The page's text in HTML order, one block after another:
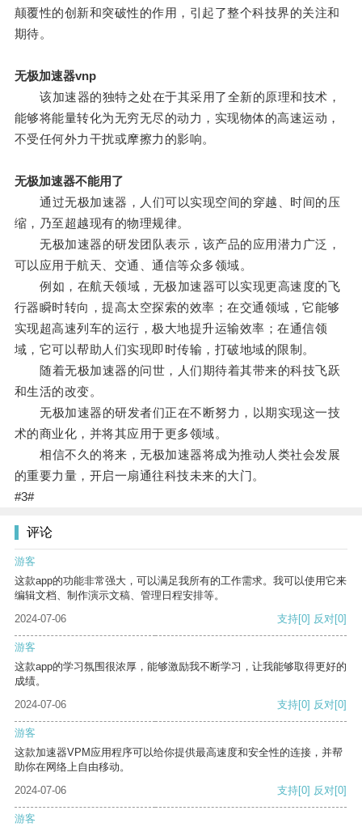
颠覆性的创新和突破性的作用，引起了整个科技界的关注和
期待。
无极加速器vnp
该加速器的独特之处在于其采用了全新的原理和技术，
能够将能量转化为无穷无尽的动力，实现物体的高速运动，
不受任何外力干扰或摩擦力的影响。
无极加速器不能用了
通过无极加速器，人们可以实现空间的穿越、时间的压
缩，乃至超越现有的物理规律。
无极加速器的研发团队表示，该产品的应用潜力广泛，
可以应用于航天、交通、通信等众多领域。
例如，在航天领域，无极加速器可以实现更高速度的飞
行器瞬时转向，提高太空探索的效率；在交通领域，它能够
实现超高速列车的运行，极大地提升运输效率；在通信领
域，它可以帮助人们实现即时传输，打破地域的限制。
随着无极加速器的问世，人们期待着其带来的科技飞跃
和生活的改变。
无极加速器的研发者们正在不断努力，以期实现这一技
术的商业化，并将其应用于更多领域。
相信不久的将来，无极加速器将成为推动人类社会发展
的重要力量，开启一扇通往科技未来的大门。
#3#
评论
游客
这款app的功能非常强大，可以满足我所有的工作需求。我可以使用它来
编辑文档、制作演示文稿、管理日程安排等。
2024-07-06
支持[0] 反对[0]
游客
这款app的学习氛围很浓厚，能够激励我不断学习，让我能够取得更好的
成绩。
2024-07-06
支持[0] 反对[0]
游客
这款加速器VPM应用程序可以给你提供最高速度和安全性的连接，并帮
助你在网络上自由移动。
2024-07-06
支持[0] 反对[0]
游客